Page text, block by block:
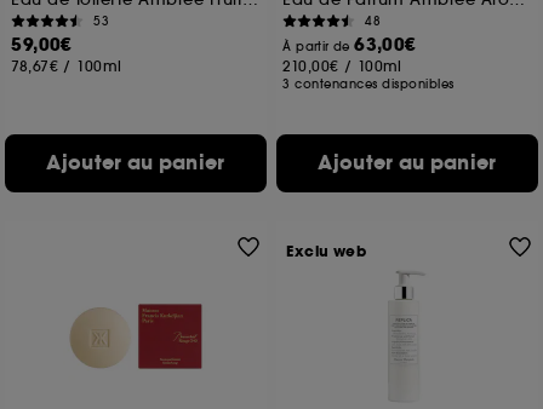
53
59,00€
78,67€ / 100ml
Ajouter au panier
48
À partir de63,00€
210,00€ / 100ml
3 contenances disponibles
Ajouter au panier
Exclu web